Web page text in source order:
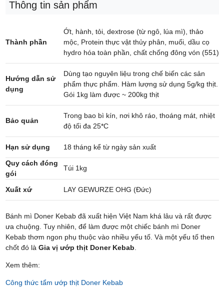
Thông tin sản phẩm
Thành phần
Ớt, hành, tỏi, dextrose (từ ngô, lúa mì), thảo
mộc, Protein thực vật thủy phân, muối, dầu cọ
hydro hóa toàn phần, chất chống đông vón (551)
Hướng dẫn sử
dụng
Dùng tạo nguyên liệu trong chế biến các sản
phẩm thực phẩm. Hàm lượng sử dụng 5g/kg thịt.
Gói 1kg làm được ~ 200kg thịt
Bảo quản
Trong bao bì kín, nơi khô ráo, thoáng mát, nhiệt
độ tối đa 25*C
Hạn sử dụng
18 tháng kể từ ngày sản xuất
Quy cách đóng
gói
Túi 1kg
Xuất xứ LAY GEWURZE OHG (Đức)
Bánh mì Doner Kebab đã xuất hiện Việt Nam khá lâu và rất được
ưa chuộng. Tuy nhiên, để làm được một chiếc bánh mì Doner
Kebab thơm ngon phụ thuộc vào nhiều yếu tố. Và một yếu tố then
chốt đó là Gia vị ướp thịt Doner Kebab.
Xem thêm:
Công thức tẩm ướp thịt Doner Kebab